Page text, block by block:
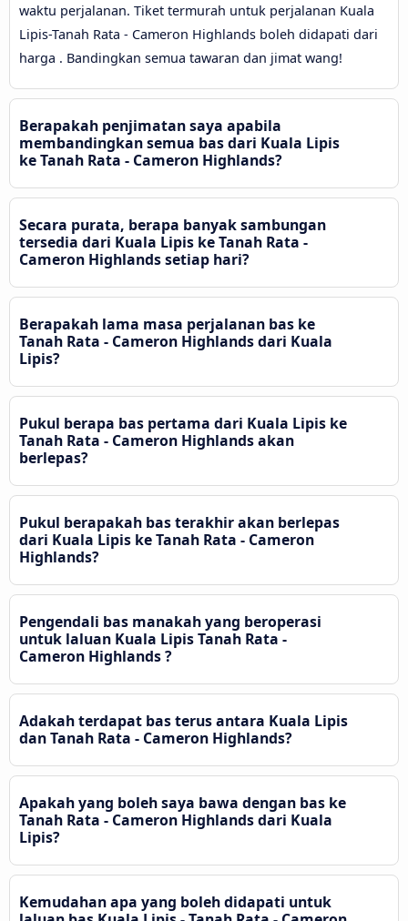
waktu perjalanan. Tiket termurah untuk perjalanan Kuala
Lipis-Tanah Rata - Cameron Highlands boleh didapati dari
harga . Bandingkan semua tawaran dan jimat wang!
Berapakah penjimatan saya apabila
membandingkan semua bas dari Kuala Lipis
ke Tanah Rata - Cameron Highlands?
Secara purata, berapa banyak sambungan
tersedia dari Kuala Lipis ke Tanah Rata -
Cameron Highlands setiap hari?
Berapakah lama masa perjalanan bas ke
Tanah Rata - Cameron Highlands dari Kuala
Lipis?
Pukul berapa bas pertama dari Kuala Lipis ke
Tanah Rata - Cameron Highlands akan
berlepas?
Pukul berapakah bas terakhir akan berlepas
dari Kuala Lipis ke Tanah Rata - Cameron
Highlands?
Pengendali bas manakah yang beroperasi
untuk laluan Kuala Lipis Tanah Rata -
Cameron Highlands ?
Adakah terdapat bas terus antara Kuala Lipis
dan Tanah Rata - Cameron Highlands?
Apakah yang boleh saya bawa dengan bas ke
Tanah Rata - Cameron Highlands dari Kuala
Lipis?
Kemudahan apa yang boleh didapati untuk